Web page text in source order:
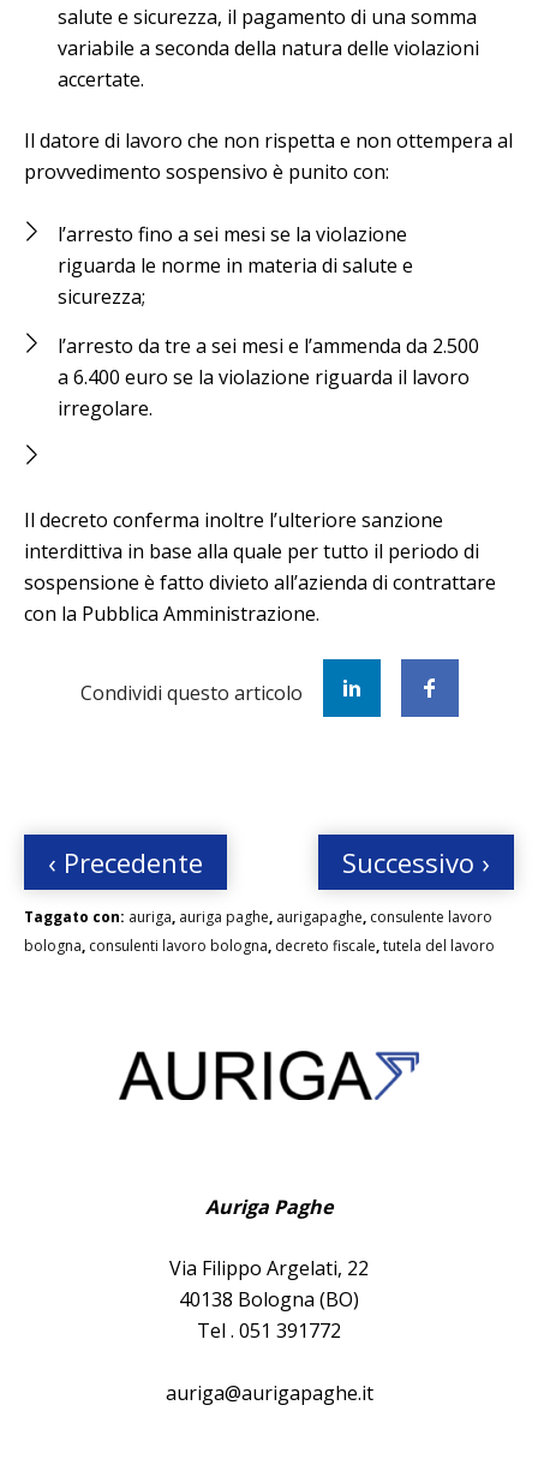
salute e sicurezza, il pagamento di una somma
variabile a seconda della natura delle violazioni
accertate.
Il datore di lavoro che non rispetta e non ottempera al
provvedimento sospensivo è punito con:
l’arresto fino a sei mesi se la violazione
riguarda le norme in materia di salute e
sicurezza;
l’arresto da tre a sei mesi e l’ammenda da 2.500
a 6.400 euro se la violazione riguarda il lavoro
irregolare.
Il decreto conferma inoltre l’ulteriore sanzione
interdittiva in base alla quale per tutto il periodo di
sospensione è fatto divieto all’azienda di contrattare
con la Pubblica Amministrazione.
Condividi questo articolo
‹ Precedente Successivo ›
Taggato con: auriga, auriga paghe, aurigapaghe, consulente lavoro
bologna, consulenti lavoro bologna, decreto fiscale,tutela del lavoro
Auriga Paghe
Via Filippo Argelati, 22
40138 Bologna (BO)
Tel . 051 391772
auriga@aurigapaghe.it